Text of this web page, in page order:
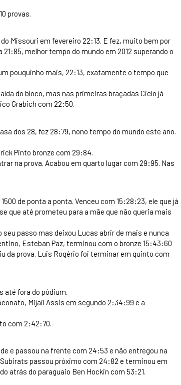
provas.
Missouri em fevereiro 22:13. E fez, muito bem por
melhor tempo do mundo em 2012 superando o
pouquinho mais, 22:13, exatamente o tempo que
do bloco, mas nas primeiras braçadas Cielo já
Grabich com 22:50.
dos 28, fez 28:79, nono tempo do mundo este ano.
Pinto bronze com 29:84.
na prova. Acabou em quarto lugar com 29:95. Nas
de ponta a ponta. Venceu com 15:28:23, ele que já
que até prometeu para a mãe que não queria mais
passo mas deixou Lucas abrir de mais e nunca
Esteban Paz, terminou com o bronze 15:43:60
da prova. Luis Rogério foi terminar em quinto com
até fora do pódium.
Mijail Assis em segundo 2:34:99 e a
com 2:42:70.
e passou na frente com 24:53 e não entregou na
passou próximo com 24:82 e terminou em
atrás do paraguaio Ben Hockin com 53:21.